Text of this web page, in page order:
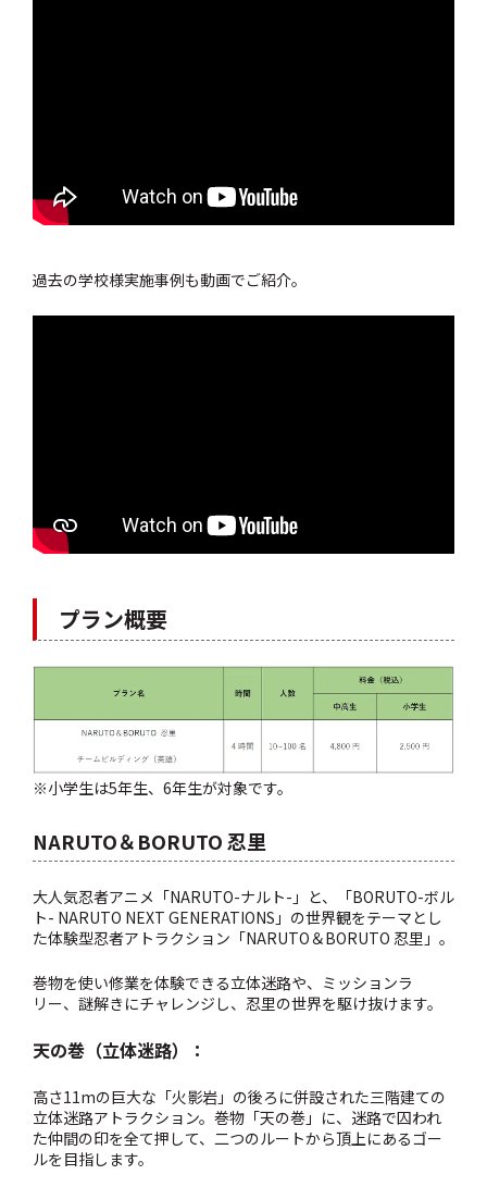
過去の学校様実施事例も動画でご紹介。
プラン概要
※小学生は5年生、6年生が対象です。
NARUTO＆BORUTO 忍里
大人気忍者アニメ「NARUTO-ナルト-」と、「BORUTO-ボル
ト- NARUTO NEXT GENERATIONS」の世界観をテーマとし
た体験型忍者アトラクション「NARUTO＆BORUTO 忍里」。
巻物を使い修業を体験できる立体迷路や、ミッションラ
リー、謎解きにチャレンジし、忍里の世界を駆け抜けます。
天の巻（立体迷路）：
高さ11mの巨大な「火影岩」の後ろに併設された三階建ての
立体迷路アトラクション。 巻物「天の巻」に、迷路で囚われ
た仲間の印を全て押して、二つのルートから頂上にあるゴー
ルを目指します。